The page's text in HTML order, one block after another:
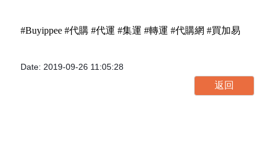
#Buyippee #代購 #代運 #集運 #轉運 #代購網 #買加易
Date: 2019-09-26 11:05:28